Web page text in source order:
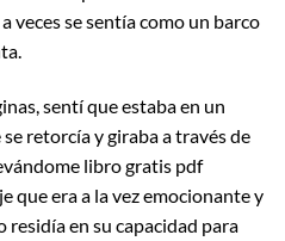
veces se sentía como un barco
sentí que estaba en un
retorcía y giraba a través de
libro gratis pdf
que era a la vez emocionante y
en su capacidad para